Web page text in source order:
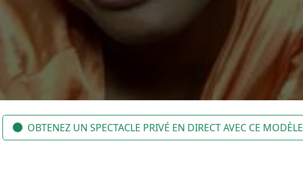
OBTENEZ UN SPECTACLE PRIVÉ EN DIRECT AVEC CE MODÈLE